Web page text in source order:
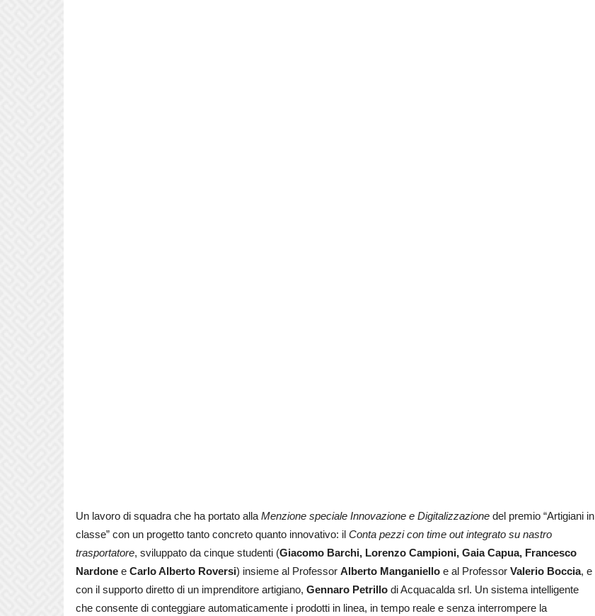
Un lavoro di squadra che ha portato allaMenzione speciale Innovazione e Digitalizzazione del premio “Artigiani in
classe” con un progetto tanto concreto quanto innovativo: ilConta pezzi con time out integrato su nastro
trasportatore, sviluppato da cinque studenti (Giacomo Barchi, Lorenzo Campioni, Gaia Capua, Francesco
Nardone eCarlo Alberto Roversi) insieme al ProfessorAlberto Manganielloe al ProfessorValerio Boccia, e
con il supporto diretto di un imprenditore artigiano,Gennaro Petrillo di Acquacalda srl. Un sistema intelligente
che consente di conteggiare automaticamente i prodotti in linea, in tempo reale e senza interrompere la